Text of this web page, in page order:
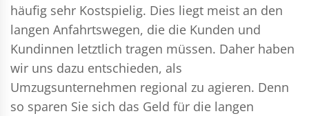
häufig sehr Kostspielig. Dies liegt meist an den
langen Anfahrtswegen, die die Kunden und
Kundinnen letztlich tragen müssen. Daher haben
wir uns dazu entschieden, als
Umzugsunternehmen regional zu agieren. Denn
so sparen Sie sich das Geld für die langen